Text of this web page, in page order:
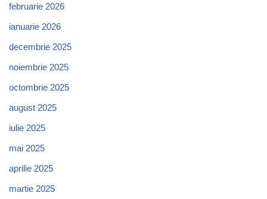
februarie 2026
ianuarie 2026
decembrie 2025
noiembrie 2025
octombrie 2025
august 2025
iulie 2025
mai 2025
aprilie 2025
martie 2025